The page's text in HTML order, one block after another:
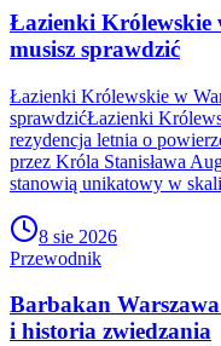
Łazienki Królewskie
musisz sprawdzić
Łazienki Królewskie w
sprawdzićŁazienki
rezydencja letnia o
przez Króla Stanisława
stanowią unikatowy w
8 sie 2026
Przewodnik
Barbakan
i historia zwiedzania